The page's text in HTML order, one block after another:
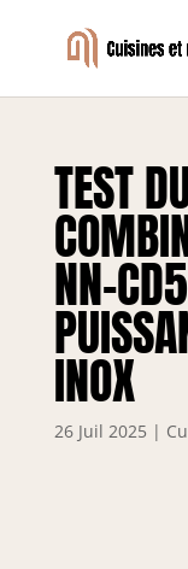
TEST
NN-
INOX
26 Juil 2025 |